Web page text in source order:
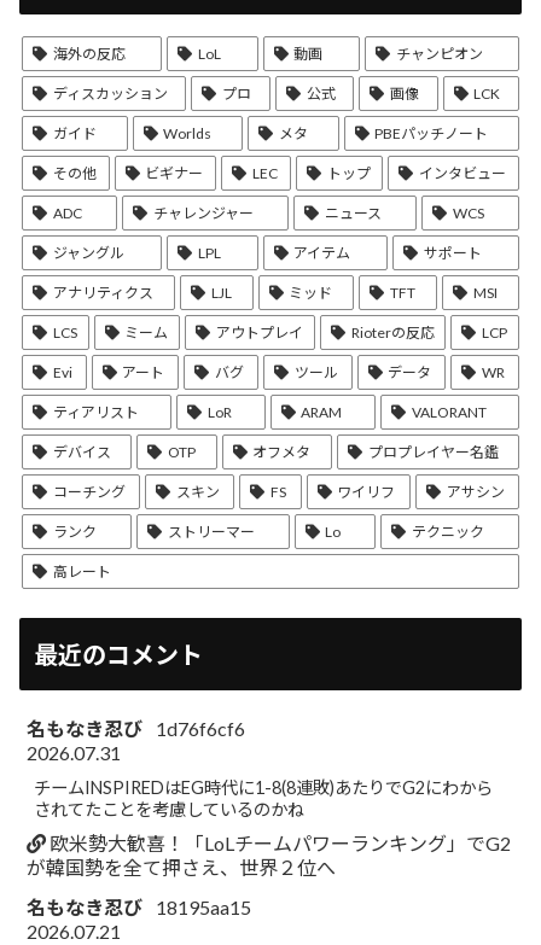
海外の反応 LoL 動画 チャンピオン
ディスカッション プロ 公式 画像 LCK
ガイド Worlds メタ PBEパッチノート
その他 ビギナー LEC トップ インタビュー
ADC チャレンジャー ニュース WCS
ジャングル LPL アイテム サポート
アナリティクス LJL ミッド TFT MSI
LCS ミーム アウトプレイ Rioterの反応 LCP
Evi アート バグ ツール データ WR
ティアリスト LoR ARAM VALORANT
デバイス OTP オフメタ プロプレイヤー名鑑
コーチング スキン FS ワイリフ アサシン
ランク ストリーマー Lo テクニック
高レート
最近のコメント
名もなき忍び
1d76f6cf6
2026.07.31
チームINSPIREDはEG時代に1-8(8連敗)あたりでG2にわから
されてたことを考慮しているのかね
欧米勢大歓喜！「LoLチームパワーランキング」でG2
が韓国勢を全て押さえ、世界２位へ
名もなき忍び
18195aa15
2026.07.21